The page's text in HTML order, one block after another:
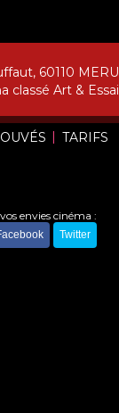
| TARIFS
60110 MERU
classé Art & Essai
envies cinéma :
Twitter